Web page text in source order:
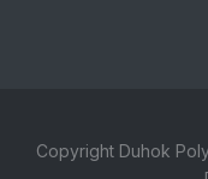
© 2026 Copyright